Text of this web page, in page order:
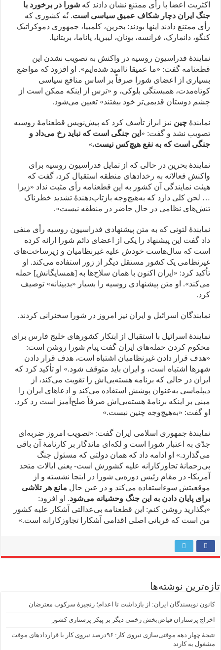
اکثریت اعضا با رأی ممتنع نشان دادند کهشورا در برخورد با
جنگ ایران دچار شکاف عمیق سیاسی است. نُه کشوری که
رأی ممتنع دادند اینها بودند: بحرین، کلمبیا، جمهوری دموکراتیک
کنگو، دانمارک، فرانسه، یونان، لیبریا، پاناما، بریتانیا.
نمایندهٔ فدراسیون روسیه در واکنش به تصویب نشدن این
قطعنامه گفت: «ما عمیقا ناامید شده‌ایم». او افزود که مواضع
بسیاری از اعضای شورا صرفاً بر اساس منافع سیاسی
کوتاه‌مدت، همبستگی بلوکی، و «ترس از اینکه ممکن است از
چشم دوستان قدیمی‌تر خود بیفتند» تعیین می‌شود.
نمایندهٔچین نیز ابراز تأسف کرد که پیش‌نویس قطعنامهٔ روسیه
تصویب نشد و گفت: « این جنگی است که نباید رخ می‌داد و
جنگی است که به نفع هیچ‌کس نیست.»
نمایندهٔ بحرین در حالی که از تمایل فدراسیون روسیه برای
واکنش فعالانه به رخدادهای منطقه استقبال کرد، گفت که
هیئت نمایندگی آن کشور به این قطعنامه رأی مثبت نداد «زیرا
… لحن کلی دارد که به‌هیچ‌وجه بازتاب‌دهندهٔ تشدید خطرناک
تنش‌های نظامی در حال حاضر در منطقه نیست».
نمایندهٔ لتونی که به متن پیشنهادی فدراسیون روسیه رأی منفی
داد گفت این پیشنهاد را یکی از اعضای دائم شورا ارائه کرده
است که سال‌هاست خودش علیه غیرنظامیان و زیرساخت‌های
غیرنظامی یک کشور مستقل دیگر از زور استفاده می‌کند. او
تأکید کرد: «ایران اکنون با همان سلاح‌ها به [همسایگانش] حمله
می‌کند». او متن پیشنهادی روسیه را بسیار «بدبینانه» توصیف
کرد.
نمایندگان اسرائیل و ایران نیز امروز در شورا سخنرانی کردند.
نمایندهٔ اسرائیل با استقبال از ابتکار کشورهای خلیج فارس برای
محکوم کردن حمله‌های ایران گفت پیام شورا روشن است:
«هدف قرار دادن غیرنظامیان اشتباه است، هدف قرار دادن
شهرها اشتباه است، و ایران باید متوقف شود.» او تأکید کرد که
ایران در حالی که برنامه هسته‌یی‌اش را تقویت می‌کند، از
دیپلماسی به‌عنوان پوشش استفاده می‌کند و ادعاهای ایران را
مبنی بر اینکه برنامهٔ هسته‌یی‌اش صرفاً صلح‌آمیز است رد کرد.
او گفت: «به‌هیچ‌وجه چنین نیست.»
نمایندهٔ جمهوری اسلامی ایران گفت: «تصویب امروز ضربه‌ای
جدّی به اعتبار شورا است و لکه‌ای ماندگار بر کارنامهٔ آن باقی
می‌گذارد.» او ادامه داد که همان دولتی که مسئول جنگ
بی‌رحمانهٔ تجاوزکارانه علیه کشورش است- یعنی ایالات متحد
آمریکا- در مقام رئیس دوره‌یی شورا در اینجا نشسته و از
موقعیتش سوءاستفاده می‌کند و در عین حال مانع هر تلاشی
برای پایان دادن به این جنگ وحشیانه می‌شود. او افزود:
«بگذارید روشن کنم: این قطعنامه بی‌عدالتی آشکار علیه کشور
من است که قربانی اصلی اقدامی آشکارا تجاوزکارانه‌ است.»
تازه‌ترین نوشته‌ها
کانون نویسندگان ایران: از بازداشت تا اعدام؛ زنجیرۀ سرکوب معترضان
اخراج پرستاران فیاض‌بخش زخمی دیگر بر پیکر پرستاری کشور
نتیجهٔ چهار دهه موقتی‌سازی نیروی کار: ۹۶درصد نیروی کار با قراردادهای موقت
مشغول به کارند